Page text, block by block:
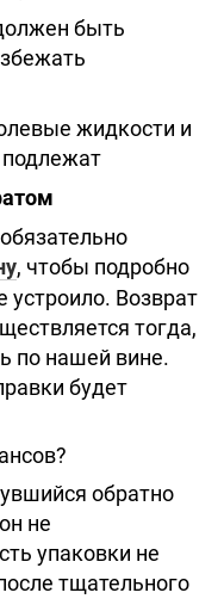
быть
жидкости и
подлежат
, чтобы подробно
устроило. Возврат
тогда,
по нашей вине.
будет
обратно
не
упаковки не
тщательного